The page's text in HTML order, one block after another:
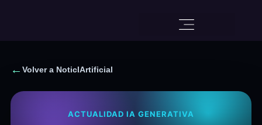
← Volver a NoticIArtificial
ACTUALIDAD IA GENERATIVA